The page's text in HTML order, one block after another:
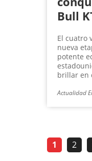
Bull
El cuatro
nueva
potente
brillar en
Actualidad
1 2